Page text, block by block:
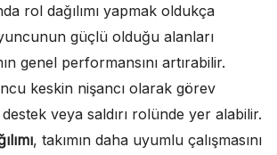
rol dağılımı yapmak oldukça
güçlü olduğu alanları
genel performansını artırabilir.
keskin nişancı olarak görev
veya saldırı rolünde yer alabilir.
, takımın daha uyumlu çalışmasını